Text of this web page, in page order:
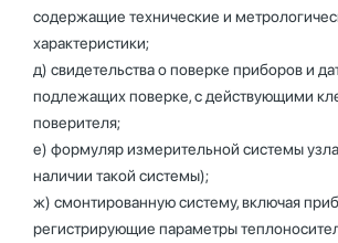
содержащие технические и
характеристики;
д) свидетельства о поверке приборов и
подлежащих поверке, с действующими
поверителя;
е) формуляр измерительной системы
наличии такой системы);
ж) смонтированную систему, включая
регистрирующие параметры